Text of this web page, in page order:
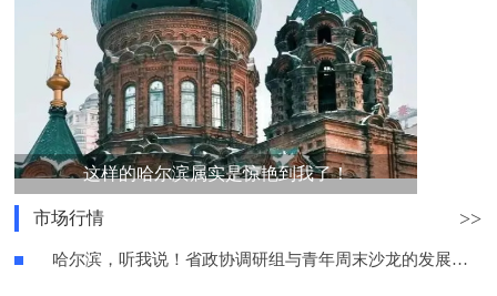
这样的哈尔滨属实是惊艳到我了！
市场行情 >>
哈尔滨，听我说！省政协调研组与青年周末沙龙的发展对话